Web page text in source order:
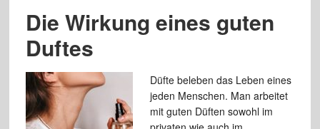
Die Wirkung eines guten
Duftes
Düfte beleben das Leben eines
jeden Menschen. Man arbeitet
mit guten Düften sowohl im